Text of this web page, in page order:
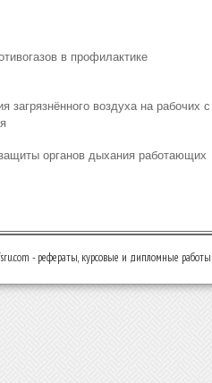
в профилактике
загрязнённого воздуха на рабочих с
органов дыхания работающих
- рефераты, курсовые и дипломные работы